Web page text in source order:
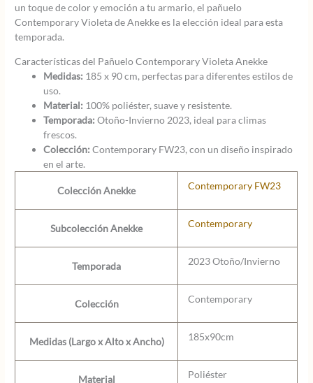
un toque de color y emoción a tu armario, el pañuelo
Contemporary Violeta de Anekke es la elección ideal para esta
temporada.
Características del Pañuelo Contemporary Violeta Anekke
Medidas: 185 x 90 cm, perfectas para diferentes estilos de
uso.
Material: 100% poliéster, suave y resistente.
Temporada: Otoño-Invierno 2023, ideal para climas
frescos.
Colección: Contemporary FW23, con un diseño inspirado
en el arte.
Colección Anekke Contemporary FW23
Subcolección Anekke Contemporary
Temporada 2023 Otoño/Invierno
Colección Contemporary
Medidas (Largo x Alto x Ancho) 185x90cm
Material Poliéster